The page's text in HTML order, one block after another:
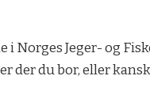
i Norges Jeger- og
der du bor, eller